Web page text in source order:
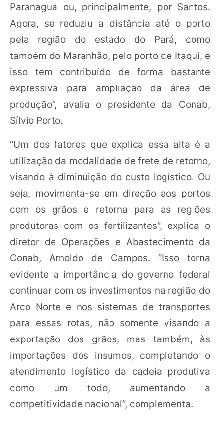
Paranaguá ou, principalmente, por Santos.
Agora, se reduziu a distância até o porto
pela região do estado do Pará, como
também do Maranhão, pelo porto de Itaqui, e
isso tem contribuído de forma bastante
expressiva para ampliação da área de
produção”, avalia o presidente da Conab,
Sílvio Porto.
“Um dos fatores que explica essa alta é a
utilização da modalidade de frete de retorno,
visando à diminuição do custo logístico. Ou
seja, movimenta-se em direção aos portos
com os grãos e retorna para as regiões
produtoras com os fertilizantes”, explica o
diretor de Operações e Abastecimento da
Conab, Arnoldo de Campos. “Isso torna
evidente a importância do governo federal
continuar com os investimentos na região do
Arco Norte e nos sistemas de transportes
para essas rotas, não somente visando a
exportação dos grãos, mas também, às
importações dos insumos, completando o
atendimento logístico da cadeia produtiva
como um todo, aumentando a
competitividade nacional”, complementa.